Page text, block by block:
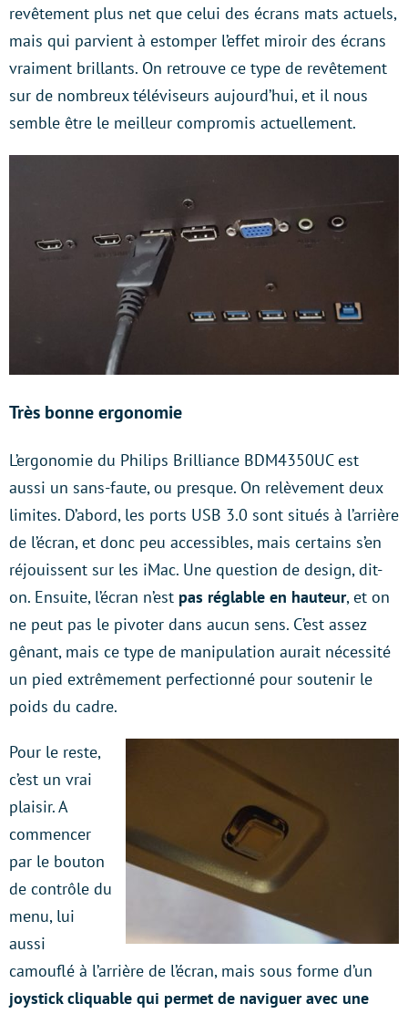
revêtement plus net que celui des écrans mats actuels,
mais qui parvient à estomper l’effet miroir des écrans
vraiment brillants. On retrouve ce type de revêtement
sur de nombreux téléviseurs aujourd’hui, et il nous
semble être le meilleur compromis actuellement.
Très bonne ergonomie
L’ergonomie du Philips Brilliance BDM4350UC est
aussi un sans-faute, ou presque. On relèvement deux
limites. D’abord, les ports USB 3.0 sont situés à l’arrière
de l’écran, et donc peu accessibles, mais certains s’en
réjouissent sur les iMac. Une question de design, dit-
on. Ensuite, l’écran n’est pas réglable en hauteur, et on
ne peut pas le pivoter dans aucun sens. C’est assez
gênant, mais ce type de manipulation aurait nécessité
un pied extrêmement perfectionné pour soutenir le
poids du cadre.
Pour le reste,
c’est un vrai
plaisir. A
commencer
par le bouton
de contrôle du
menu, lui
aussi
camouflé à l’arrière de l’écran, mais sous forme d’un
joystick cliquable qui permet de naviguer avec une